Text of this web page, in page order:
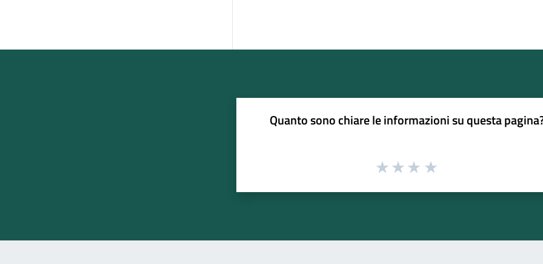
Quanto sono chiare le informazioni su questa